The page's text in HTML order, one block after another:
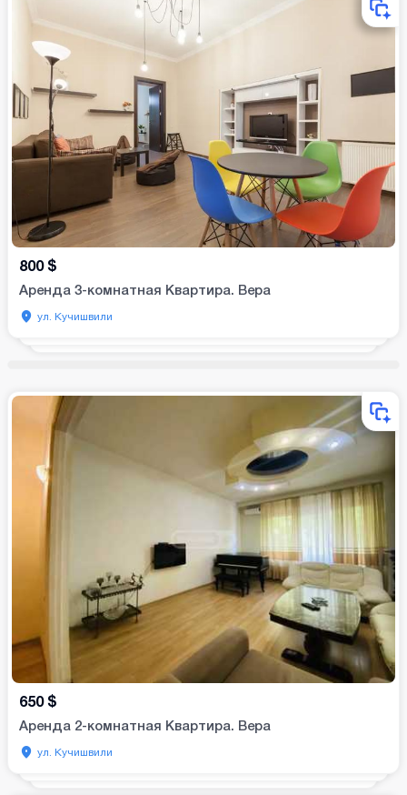
800 $
Аренда 3-комнатная Квартира. Вера
ул. Кучишвили
650 $
Аренда 2-комнатная Квартира. Вера
ул. Кучишвили